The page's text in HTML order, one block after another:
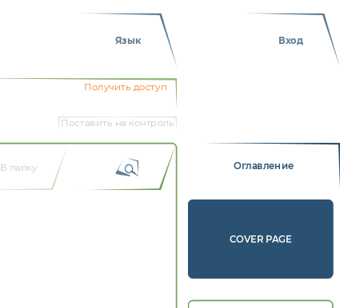
Язык Вход
Поставить на контроль
Получить доступ
В папку Оглавление
COVER PAGE